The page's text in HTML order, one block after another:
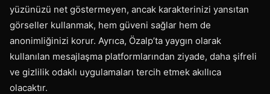
yüzünüzü net göstermeyen, ancak karakterinizi yansıtan
görseller kullanmak, hem güveni sağlar hem de
anonimliğinizi korur. Ayrıca, Özalp’ta yaygın olarak
kullanılan mesajlaşma platformlarından ziyade, daha şifreli
ve gizlilik odaklı uygulamaları tercih etmek akıllıca
olacaktır.